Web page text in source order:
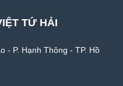
TỨ HẢI
- P. Hạnh Thông - TP. Hồ